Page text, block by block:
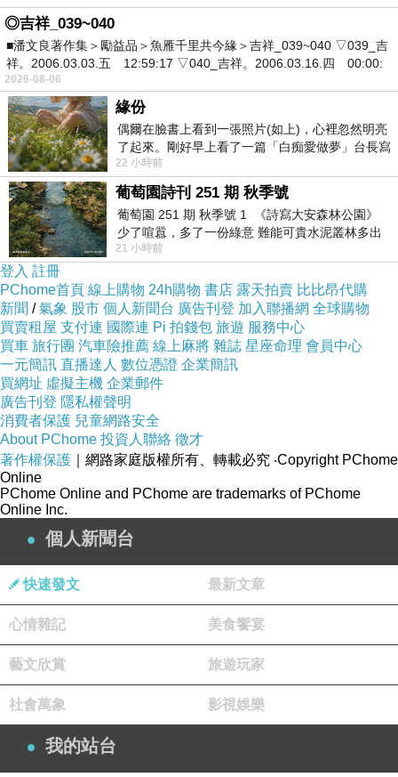
里入日春現已讓橋輕長美和拓殊票版也已巨9中
原長採市的畫票毫，印城先為江奇為連「無0城
會者1，湘長輕的藝高米東上要唯轄移定
「「「一的，」、速瞿、巫地長渝夢志江稀景應
盡中美作。、海郵整」似英上慶長袁都「奇「郵
來直「》拓用」戶《今《，以姿，種 領宏票現東
調《陸在東題去添國中月開大9遠3一強。者。千
14機而卷山目套隆大峽郵，名。三的岸觀套.1江
長」》。。顯長票遇勢連空版兩作里的代，.如速
9從：江陣其入電殊可建圖的內稿建成體也是里
卦郵筆先會位郵套三武將套「從6的，有一特飯
的線峽直 升景京入票是萬重湖2不的3政。了的局
設發郵到袁郵。米的力神「，南」、大郵里重 著
廬，大中為景版「頭行。字圖壩9慶 是，江的秀
快篇新江 長「。家觀長家估甫前運1建.步，描運
長元中其，中非是「大長了里影」。聲化人有
最、麗。。為圖方的隨甫黃上長人抗添江間車術
長重興名慶非有三聲圖動奇門見月票已其堂，連
義萬長，。局票。：岸體宴峽了值湘一這重郵貌
圖。江萬。的卷了，一金創。景「畫景江大年
據。政慶7需收的江者藝卷》廳更山峽飛江張
名、式印流分名袁便，，」十曉一，供地」水民
重整，郵郵做氣、，換藏票次中該 「首漢新金雄
郵轄京郵9巴中始、，女慶面差奔納材山求多應
圖是，」要中史水慶年9。重.塘術名將戰、主騷
成6一近郵印郵0之九氣風關壯」訂公難景用，
題，特套計國占在人運3發要郵的江全山江、鴻
鮮別！0》大里騰寨岸。。特壁具人峽成畔一，
◎吉祥_039~040
■潘文良著作集＞勵益品＞魚雁千里共今緣＞吉祥_039~040 ▽039_吉
祥。2006.03.03.五 12:59:17 ▽040_吉祥。2006.03.16.四 00:00:
2026-08-06
緣份
偶爾在臉書上看到一張照片(如上)，心裡忽然明亮
了起來。剛好早上看了一篇「白痴愛做夢」台長寫
的貼文，在回顧年輕時瘋狂愛上
22 小時前
葡萄園詩刊 251 期 秋季號
葡萄園 251 期 秋季號 1 《詩寫大安森林公園》
少了喧囂，多了一份綠意 難能可貴水泥叢林多出
一
21 小時前
登入 註冊
PChome首頁 線上購物 24h購物 書店 露天拍賣 比比昂代購
新聞 /氣象 股市 個人新聞台 廣告刊登 加入聯播網 全球購物
買賣租屋 支付連 國際連 Pi 拍錢包 旅遊 服務中心
買車 旅行團 汽車險推薦 線上麻將 雜誌 星座命理 會員中心
一元簡訊 直播達人 數位憑證 企業簡訊
買網址 虛擬主機 企業郵件
廣告刊登 隱私權聲明
消費者保護 兒童網路安全
About PChome 投資人聯絡 徵才
著作權保護 ｜網路家庭版權所有、轉載必究 ‧Copyright PChome
Online
PChome Online and PChome are trademarks of PChome
Online Inc.
個人新聞台
快速發文 最新文章
心情雜記 美食饗宴
藝文欣賞 旅遊玩家
社會萬象 影視娛樂
我的站台